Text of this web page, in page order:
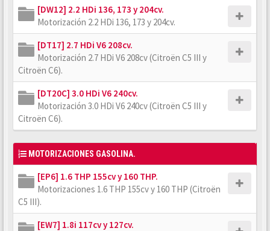
[DW12] 2.2 HDi 136, 173 y 204cv.
Motorización 2.2 HDi 136, 173 y 204cv.
[DT17] 2.7 HDi V6 208cv.
Motorización 2.7 HDi V6 208cv (Citroën C5 III y
Citroën C6).
[DT20C] 3.0 HDi V6 240cv.
Motorización 3.0 HDi V6 240cv (Citroën C5 III y
Citroën C6).
MOTORIZACIONES GASOLINA.
[EP6] 1.6 THP 155cv y 160 THP.
Motorizaciones 1.6 THP 155cv y 160 THP (Citroën
C5 III).
[EW7] 1.8i 117cv y 127cv.